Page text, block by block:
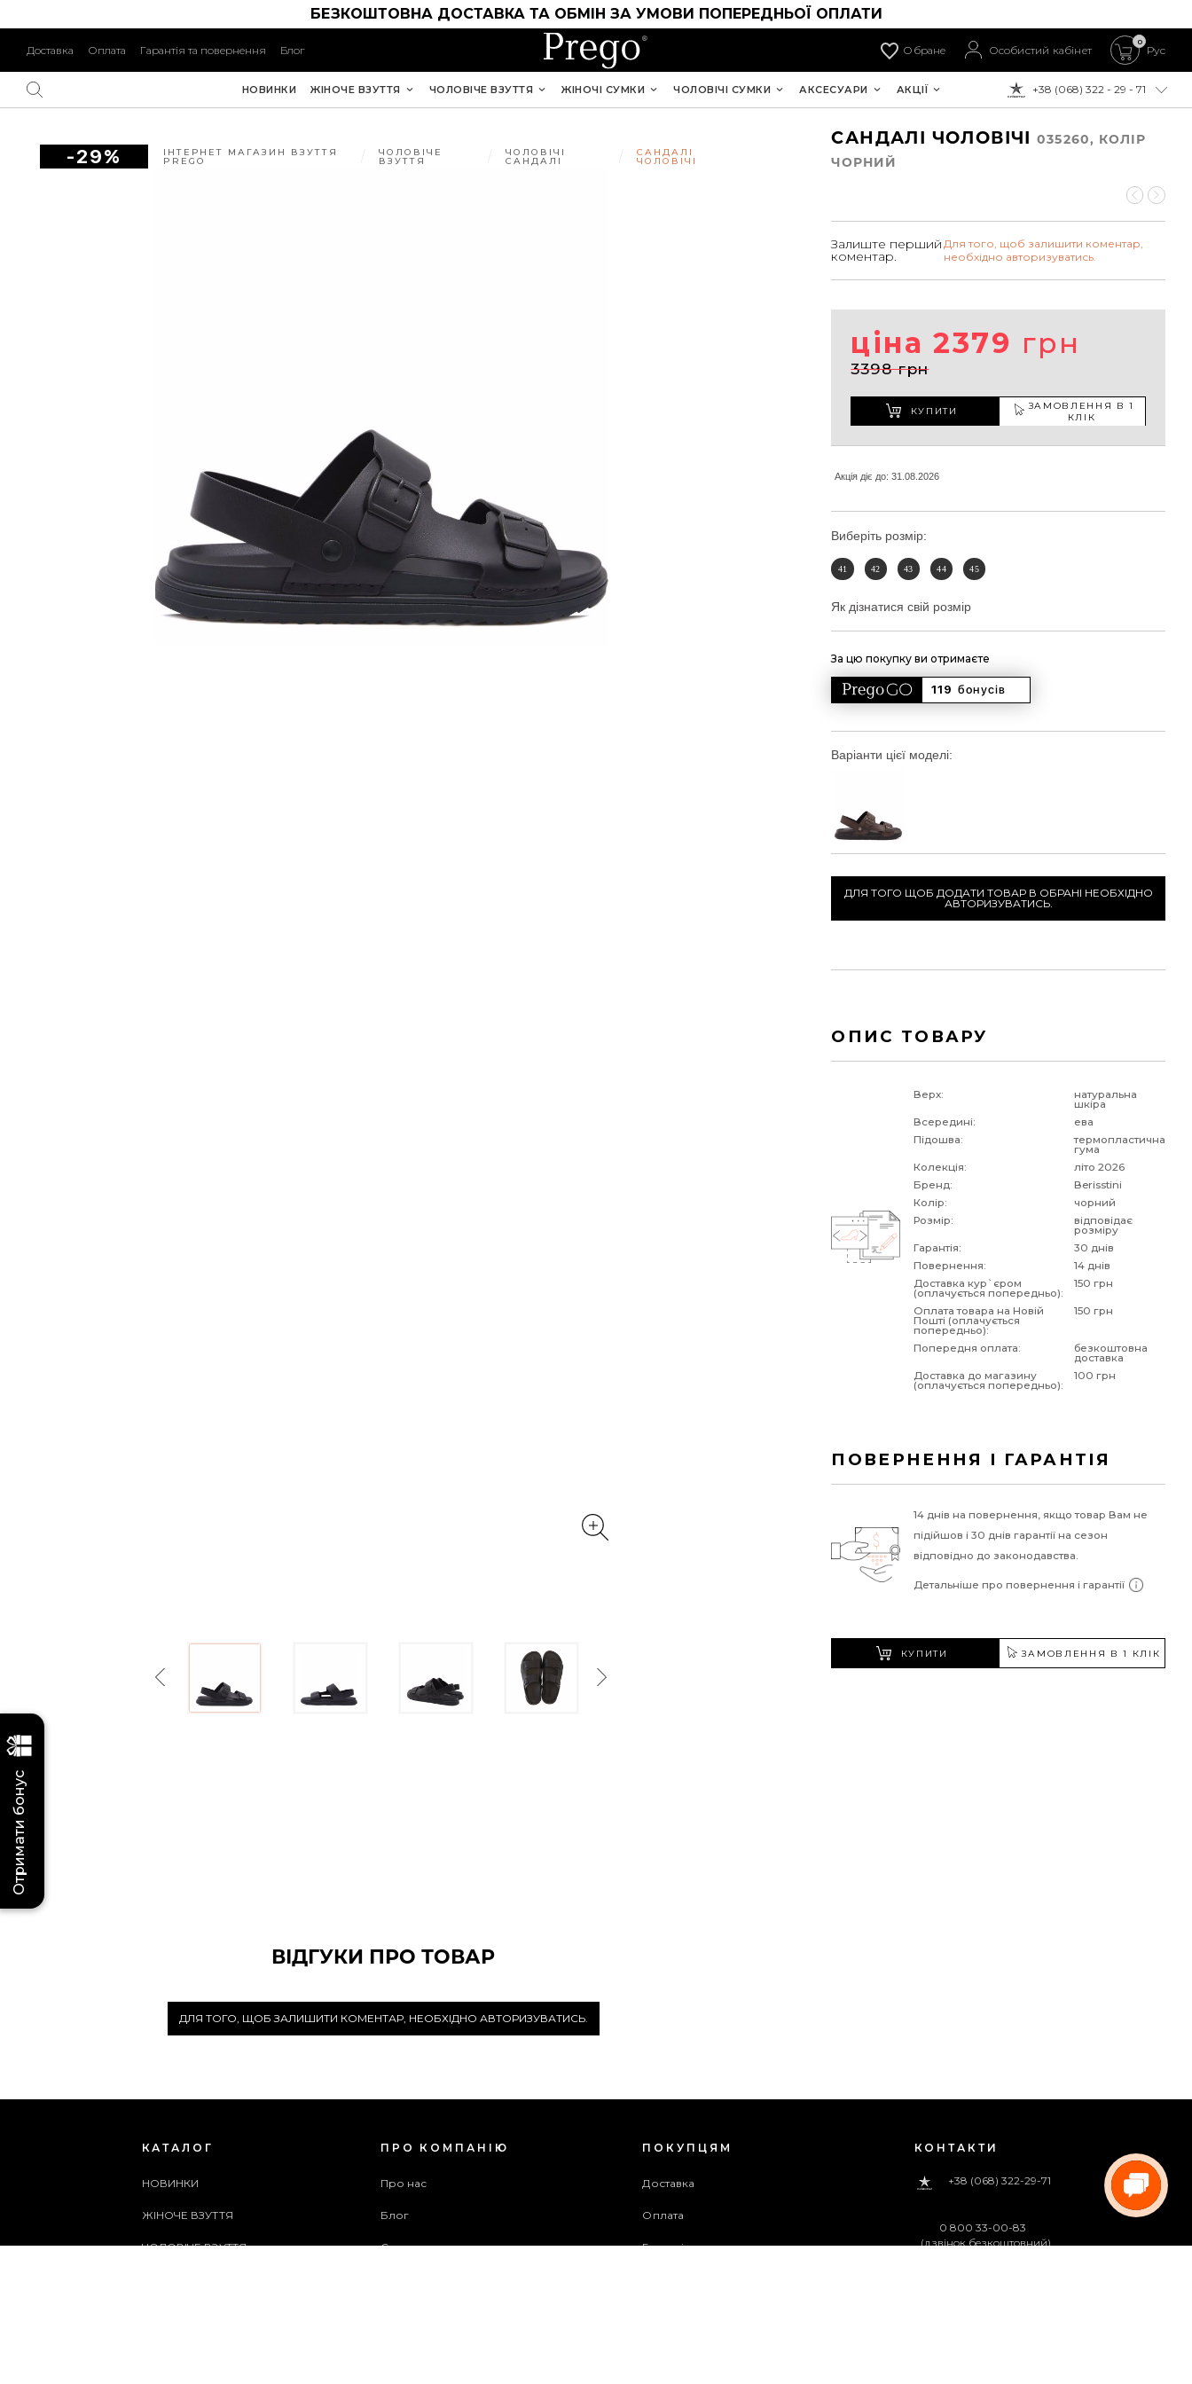
БЕЗКОШТОВНА ДОСТАВКА ТА ОБМІН ЗА УМОВИ ПОПЕРЕДНЬОЇ ОПЛАТИ
Доставка Оплата Гарантія та повернення Блог Обране Особистий кабінет
0
Рус
ДО ОПЛАТИ:
+38 (068) 322 - 29 - 71
НОВИНКИ ЖІНОЧЕ ВЗУТТЯ ЧОЛОВІЧЕ ВЗУТТЯ ЖІНОЧІ СУМКИ ЧОЛОВІЧІ СУМКИ АКСЕСУАРИ АКЦІЇ
-29% ІНТЕРНЕТ МАГАЗИН ВЗУТТЯ
PREGO
ЧОЛОВІЧЕ
ВЗУТТЯ
ЧОЛОВІЧІ
САНДАЛІ
САНДАЛІ
ЧОЛОВІЧІ
Previous Next
ВІДГУКИ ПРО ТОВАР
ДЛЯ ТОГО, ЩОБ ЗАЛИШИТИ КОМЕНТАР, НЕОБХІДНО АВТОРИЗУВАТИСЬ.
САНДАЛІ ЧОЛОВІЧІ035260, КОЛIР
ЧОРНИЙ
Залиште перший
коментар.
Для того, щоб залишити коментар,
необхідно авторизуватись.
ціна 2379 грн
3398 грн
КУПИТИ
ЗАМОВЛЕННЯ В 1
КЛІК
Акція діє до: 31.08.2026
Виберіть розмір:
41 42 43 44 45
Як дізнатися свій розмір
За цю покупку ви отримаєте
119 бонусів
Варіанти цієї моделі:
ДЛЯ ТОГО ЩОБ ДОДАТИ ТОВАР В ОБРАНІ НЕОБХІДНО
АВТОРИЗУВАТИСЬ.
ОПИС ТОВАРУ
Верх: натуральна
шкіра
Всередині:
ева
Підошва:
термопластична
гума
Колекція:
літо 2026
Бренд:
Berisstini
Колір:
чорний
Розмір:
відповідає
розміру
Гарантія:
30 днів
Повернення:
14 днів
Доставка кур`єром
(оплачується попередньо):
150 грн
Оплата товара на Новій
Пошті (оплачується
попередньо):
150 грн
Попередня оплата: безкоштовна
доставка
Доставка до магазину
(оплачується попередньо):
100 грн
ПОВЕРНЕННЯ І ГАРАНТІЯ
14 днів на повернення, якщо товар Вам не
підійшов і 30 днів гарантії на сезон
відповідно до законодавства.
Детальніше про повернення і гарантії
КУПИТИ ЗАМОВЛЕННЯ В 1 КЛІК
КАТАЛОГ
НОВИНКИ
ЖІНОЧЕ ВЗУТТЯ
ЧОЛОВІЧЕ ВЗУТТЯ
ПРО КОМПАНІЮ
Про нас
Блог
Споживча угода
ПОКУПЦЯМ
Доставка
Оплата
Гарантія та повернення
КОНТАКТИ
+38 (068) 322-29-71
0 800 33-00-83
(дзвінок безкоштовний)
Отримати бонус